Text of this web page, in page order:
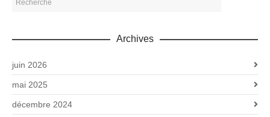
Archives
juin 2026
mai 2025
décembre 2024